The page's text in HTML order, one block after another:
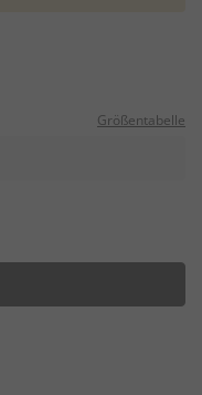
Größentabelle